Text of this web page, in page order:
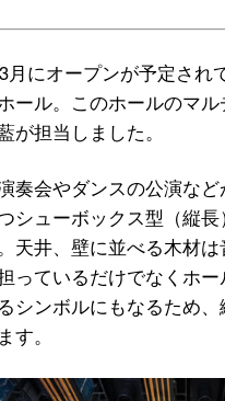
月にオープンが予定され
ール。このホールのマ
が担当しました。
奏会やダンスの公演な
シューボックス型（縦
天井、壁に並べる木材
っているだけでなくホ
シンボルにもなるため
す。